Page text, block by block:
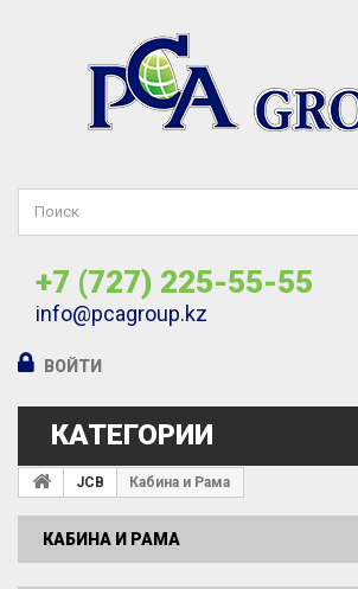
+7 (727) 225-55-55
info@pcagroup.kz
ВОЙТИ
КАТЕГОРИИ
JCB Кабина и Рама
КАБИНА И РАМА